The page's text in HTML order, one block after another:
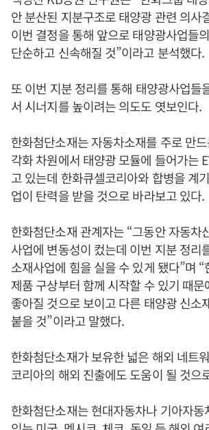
안 분산된 지분구조로 태양광 관련 의사
이번 결정을 통해 앞으로 태양광사업들
단순하고 신속해질 것”이라고 분석했다.
또 이번 지분 정리를 통해 태양광사업들
서 시너지를 높이려는 의도도 엿보인다.
한화첨단소재는 자동차소재를 주로 만
각화 차원에서 태양광 모듈에 들어가는
고 있는데 한화큐셀코리아와 합병을 계
업이 탄력을 받을 것으로 바라보고 있다.
한화첨단소재 관계자는 “그동안 자동차
사업에 변동성이 컸는데 이번 지분 정리
소재사업에 힘을 실을 수 있게 됐다”며
제품 구상부터 함께 시작할 수 있기 때
좋아질 것으로 보이고 다른 태양광 신소
붙을 것”이라고 말했다.
한화첨단소재가 보유한 넓은 해외 네트
코리아의 해외 진출에도 도움이 될 것으
한화첨단소재는 현대자동차나 기아자동